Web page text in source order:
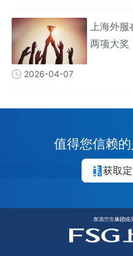
上海外服
两项大奖
2026-04-07
值得您信赖
获取